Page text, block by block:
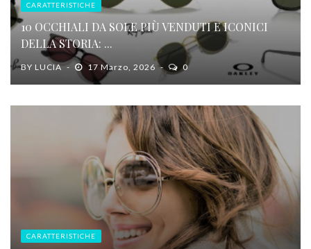
CARATTERISTICHE
10 OCCHIALI DA SOLE PIÙ VENDUTI E ICONICI
DELLA STORIA: ...
BY LUCIA 17 Marzo, 2026 0
CARATTERISTICHE